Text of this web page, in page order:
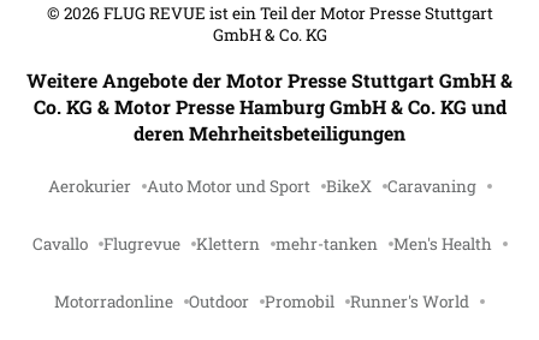
© 2026 FLUG REVUE ist ein Teil der Motor Presse Stuttgart
GmbH & Co. KG
Weitere Angebote der Motor Presse Stuttgart GmbH &
Co. KG & Motor Presse Hamburg GmbH & Co. KG und
deren Mehrheitsbeteiligungen
Aerokurier Auto Motor und Sport BikeX Caravaning
Cavallo Flugrevue Klettern mehr-tanken Men's Health
Motorradonline Outdoor Promobil Runner's World